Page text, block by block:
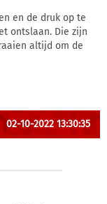
en de druk op te
ontslaan. Die zijn
altijd om de
02-10-2022 13:30:35